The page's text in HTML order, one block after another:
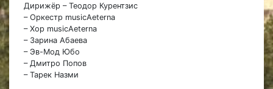
Дирижёр – Теодор Курентзис
– Оркестр musicAeterna
– Хор musicAeterna
– Зарина Абаева
– Эв-Мод Юбо
– Дмитро Попов
– Тарек Назми